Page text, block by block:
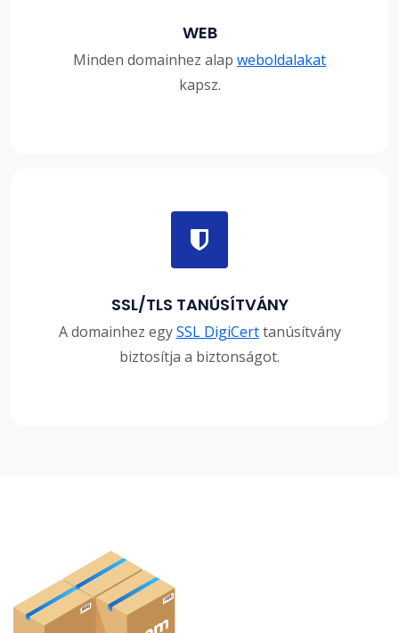
WEB
Minden domainhez alap weboldalakat
kapsz.
SSL/TLS TANÚSÍTVÁNY
A domainhez egySSL DigiCerttanúsítvány
biztosítja a biztonságot.